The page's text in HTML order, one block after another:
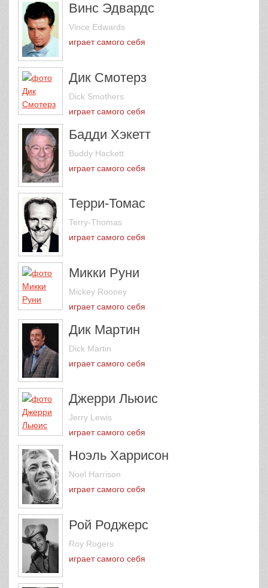
Винс Эдвардс
Vince Edwards
играет самого себя
Дик Смотерз
Dick Smothers
играет самого себя
Бадди Хэкетт
Buddy Hackett
играет самого себя
Терри-Томас
Terry-Thomas
играет самого себя
Микки Руни
Mickey Rooney
играет самого себя
Дик Мартин
Dick Martin
играет самого себя
Джерри Льюис
Jerry Lewis
играет самого себя
Ноэль Харрисон
Noel Harrison
играет самого себя
Рой Роджерс
Roy Rogers
играет самого себя